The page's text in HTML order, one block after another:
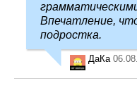
Впечатление,
подростка.
ДаКа